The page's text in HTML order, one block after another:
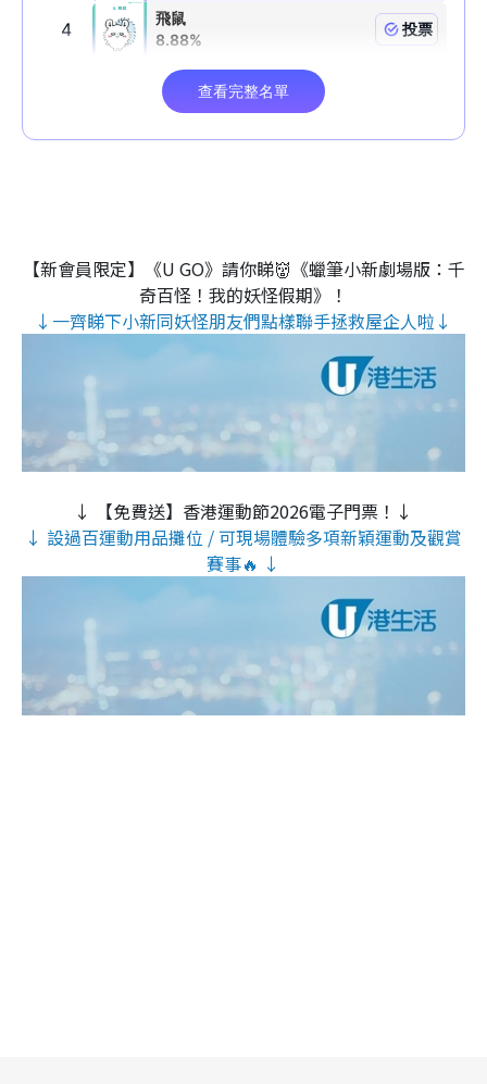
【新會員限定】《U GO》請你睇👹《蠟筆小新劇場版：千
奇百怪！我的妖怪假期》！
↓一齊睇下小新同妖怪朋友們點樣聯手拯救屋企人啦↓
↓ 【免費送】香港運動節2026電子門票！↓
↓ 設過百運動用品攤位 / 可現場體驗多項新穎運動及觀賞
賽事🔥 ↓